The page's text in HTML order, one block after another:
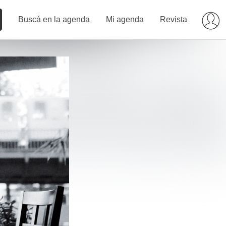
Buscá en la agenda Mi agenda Revista